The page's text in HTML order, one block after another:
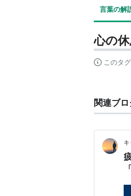
言葉の解
心の
このタ
関連ブ